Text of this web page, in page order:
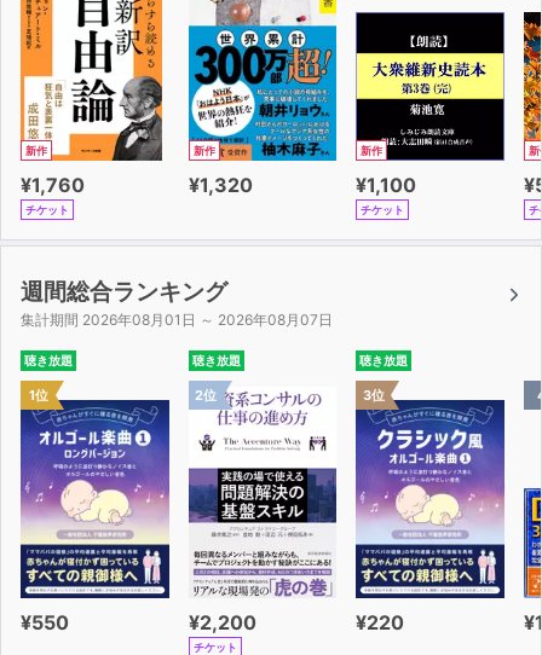
新作
¥1,760
チケット
新作
¥1,320
新作
¥1,100
チケット
新
チ
週間総合ランキング
集計期間 2026年08月01日 ～ 2026年08月07日
聴き放題
1位
¥550
聴き放題
2位
¥2,200
チケット
聴き放題
3位
¥220